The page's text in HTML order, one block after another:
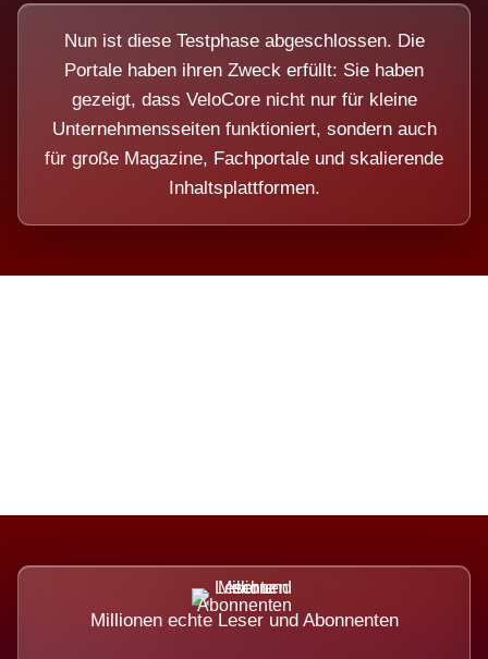
Nun ist diese Testphase abgeschlossen. Die
Portale haben ihren Zweck erfüllt: Sie haben
gezeigt, dass VeloCore nicht nur für kleine
Unternehmensseiten funktioniert, sondern auch
für große Magazine, Fachportale und skalierende
Inhaltsplattformen.
Millionen echte Leser und Abonnenten